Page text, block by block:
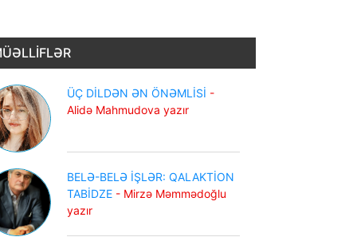
ÜÇ DİLDƏN ƏN ÖNƏMLİSİ -
Alidə Mahmudova yazır
BELƏ-BELƏ İŞLƏR: QALAKTİON
TABİDZE - Mirzə Məmmədoğlu
yazır